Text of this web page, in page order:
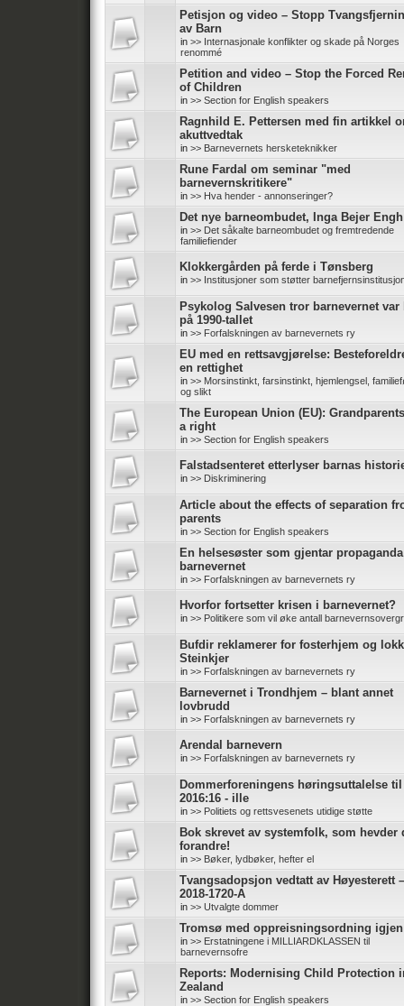
Petisjon og video – Stopp
av Barn
in >> Internasjonale konflikter og skade på Norges
renommé
Petition and video – Stop the Forced
of Children
in >> Section for English speakers
Ragnhild E. Pettersen med fin artikkel
akuttvedtak
in >> Barnevernets hersketeknikker
Rune Fardal om seminar "med
barnevernskritikere"
in >> Hva hender - annonseringer?
Det nye barneombudet, Inga Bejer Engh
in >> Det såkalte barneombudet og fremtredende
familiefiender
Klokkergården på ferde i Tønsberg
in >> Institusjoner som støtter
Psykolog Salvesen tror barnevernet var
på 1990-tallet
in >> Forfalskningen av barnevernets ry
EU med en rettsavgjørelse:
en rettighet
in >> Morsinstinkt, farsinstinkt, hjemlengsel,
og slikt
The European Union (EU):
a right
in >> Section for English speakers
Falstadsenteret etterlyser barnas
in >> Diskriminering
Article about the effects of separation
parents
in >> Section for English speakers
En helsesøster som gjentar
barnevernet
in >> Forfalskningen av barnevernets ry
Hvorfor fortsetter krisen i barnevernet?
in >> Politikere som vil øke antall
Bufdir reklamerer for fosterhjem og
Steinkjer
in >> Forfalskningen av barnevernets ry
Barnevernet i Trondhjem – blant annet
lovbrudd
in >> Forfalskningen av barnevernets ry
Arendal barnevern
in >> Forfalskningen av barnevernets ry
Dommerforeningens høringsuttalelse til
2016:16 - ille
in >> Politiets og rettsvesenets utidige støtte
Bok skrevet av systemfolk, som hevder
forandre!
in >> Bøker, lydbøker, hefter el
Tvangsadopsjon vedtatt av Høyesterett
2018-1720-A
in >> Utvalgte dommer
Tromsø med oppreisningsordning igjen
in >> Erstatningene i MILLIARDKLASSEN til
barnevernsofre
Reports: Modernising Child Protection
Zealand
in >> Section for English speakers